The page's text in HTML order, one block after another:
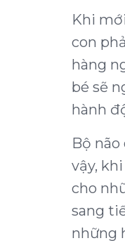
Khi
con
hàng
bé sẽ
hành
Bộ
vậy,
cho
sang
những